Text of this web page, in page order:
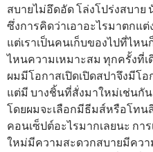
สบายไม่อึดอัด โล่งโปร่งสบา
ซึ่งการคิดว่าเอาอะไรมาตกแต่
แต่เราเป็นคนเก็บของไปที่ไห
ไหนความเหมาะสม ทุกครั้งที่
ผมมีโอกาสเปิดเปิดสปาจึงมีโ
แต่มี บางชิ้นที่สั่งมาใหม่เช่นกัน
โดยผมจะเลือกมีธีมส์หรือโท
คอนเซ็ปต์อะไรมากเลยนะ กา
ใหม่มีความสะดวกสบายมีคว